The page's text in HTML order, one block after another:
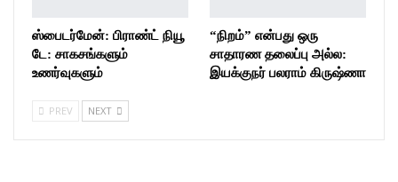
ஸ்பைடர்மேன்: பிராண்ட் நியூ
டே: சாகசங்களும்
உணர்வுகளும்
“நிறம்” என்பது ஒரு
சாதாரண தலைப்பு அல்ல:
இயக்குநர் பலராம் கிருஷ்ணா
PREV NEXT